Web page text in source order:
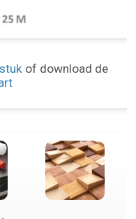
of download de